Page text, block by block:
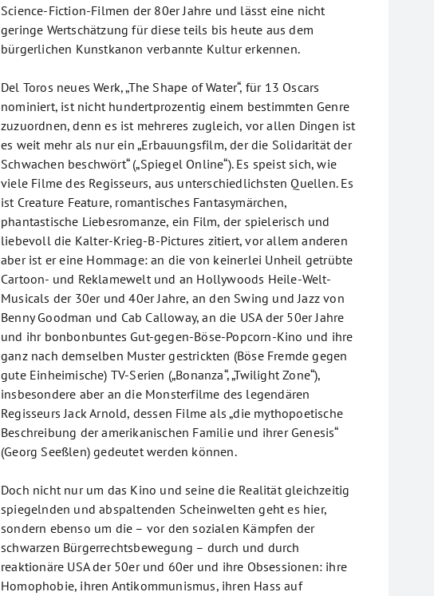
Science-Fiction-Filmen der 80er Jahre und lässt eine nicht
geringe Wertschätzung für diese teils bis heute aus dem
bürgerlichen Kunstkanon verbannte Kultur erkennen.
Del Toros neues Werk, „The Shape of Water“, für 13 Oscars
nominiert, ist nicht hundertprozentig einem bestimmten Genre
zuzuordnen, denn es ist mehreres zugleich, vor allen Dingen ist
es weit mehr als nur ein „Erbauungsfilm, der die Solidarität der
Schwachen beschwört“ („Spiegel Online“). Es speist sich, wie
viele Filme des Regisseurs, aus unterschiedlichsten Quellen. Es
ist Creature Feature, romantisches Fantasymärchen,
phantastische Liebesromanze, ein Film, der spielerisch und
liebevoll die Kalter-Krieg-B-Pictures zitiert, vor allem anderen
aber ist er eine Hommage: an die von keinerlei Unheil getrübte
Cartoon- und Reklamewelt und an Hollywoods Heile-Welt-
Musicals der 30er und 40er Jahre, an den Swing und Jazz von
Benny Goodman und Cab Calloway, an die USA der 50er Jahre
und ihr bonbonbuntes Gut-gegen-Böse-Popcorn-Kino und ihre
ganz nach demselben Muster gestrickten (Böse Fremde gegen
gute Einheimische) TV-Serien („Bonanza“, „Twilight Zone“),
insbesondere aber an die Monsterfilme des legendären
Regisseurs Jack Arnold, dessen Filme als „die mythopoetische
Beschreibung der amerikanischen Familie und ihrer Genesis“
(Georg Seeßlen) gedeutet werden können.
Doch nicht nur um das Kino und seine die Realität gleichzeitig
spiegelnden und abspaltenden Scheinwelten geht es hier,
sondern ebenso um die – vor den sozialen Kämpfen der
schwarzen Bürgerrechtsbewegung – durch und durch
reaktionäre USA der 50er und 60er und ihre Obsessionen: ihre
Homophobie, ihren Antikommunismus, ihren Hass auf